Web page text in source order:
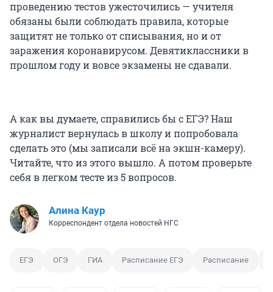
проведению тестов ужесточились — учителя
обязаны были соблюдать правила, которые
защитят не только от списывания, но и от
заражения коронавирусом. Девятиклассники в
прошлом году и вовсе экзамены не сдавали.
А как вы думаете, справились бы с ЕГЭ? Наш
журналист вернулась в школу и попробовала
сделать это (мы записали всё на экшн-камеру).
Читайте, что из этого вышло. А потом проверьте
себя в легком тесте из 5 вопросов.
Алина Каур
Корреспондент отдела новостей НГС
ЕГЭ ОГЭ ГИА Расписание ЕГЭ Расписание